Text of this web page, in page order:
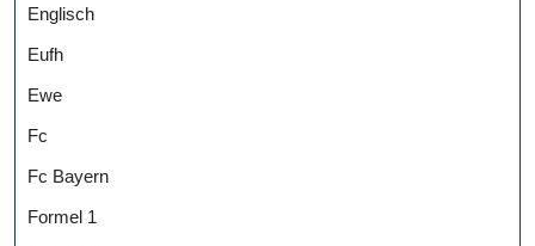
Englisch
Eufh
Ewe
Fc
Fc Bayern
Formel 1